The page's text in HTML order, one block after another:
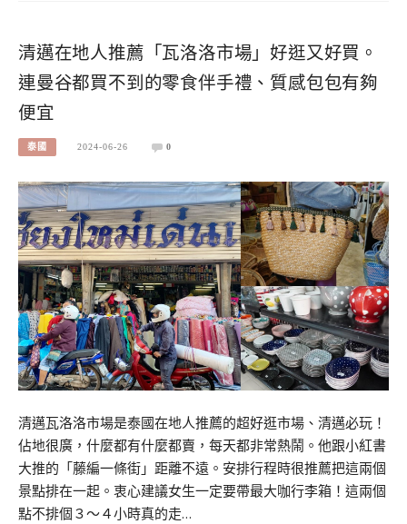
清邁在地人推薦「瓦洛洛市場」好逛又好買。
連曼谷都買不到的零食伴手禮、質感包包有夠
便宜
泰國 2024-06-26 0
清邁瓦洛洛市場是泰國在地人推薦的超好逛市場、清邁必玩！
佔地很廣，什麼都有什麼都賣，每天都非常熱鬧。他跟小紅書
大推的「藤編一條街」距離不遠。安排行程時很推薦把這兩個
景點排在一起。衷心建議女生一定要帶最大咖行李箱！這兩個
點不排個３～４小時真的走…